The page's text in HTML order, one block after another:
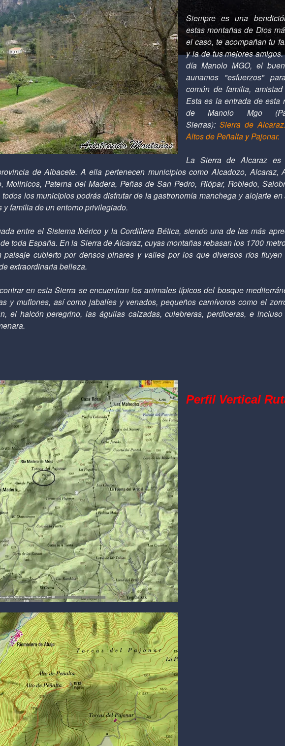
Siempre es una
estas montañas de Dios
el caso, te acompañan tu
y la de tus mejores
día Manolo MGO, el
aunamos "esfuerzos"
común de familia,
Esta es la entrada de esta
de Manolo Mgo
Sierras): Sierra de
Altos de Peñalta y Pajonar.
La Sierra de Alcaraz es
de Albacete. A ella pertenecen municipios como Alcadozo, Alcaraz,
Molinicos, Paterna del Madera, Peñas de San Pedro, Riópar, Robledo,
los municipios podrás disfrutar de la gastronomía manchega y alojarte
familia de un entorno privilegiado.
entre el Sistema Ibérico y la Cordillera Bética, siendo una de las más
toda España. Enla Sierra de Alcaraz, cuyas montañas rebasan los 1700
cubierto por densos pinares y valles por los que diversos ríos fluyen
extraordinaria belleza.
en esta Sierra se encuentran los animales típicos del bosque
y muflones, así como jabalíes y venados, pequeños carnívoros como el
el halcón peregrino, las águilas calzadas, culebreras, perdiceras, e incluso
Perfil Vertical